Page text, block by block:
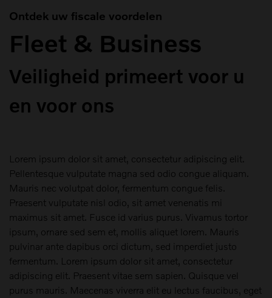
Ontdek uw fiscale voordelen
Fleet & Business
Veiligheid primeert voor u
en voor ons
Lorem ipsum dolor sit amet, consectetur adipiscing elit.
Pellentesque vulputate magna sed odio congue aliquam.
Mauris nec volutpat dolor, fermentum congue felis.
Praesent vulputate nisl odio, sit amet venenatis mi
maximus sit amet. Fusce id varius purus. Vivamus tortor
ipsum, ornare sed sem et, mollis aliquet lorem. Mauris
pulvinar ante dapibus orci dictum, sed imperdiet justo
fermentum. Lorem ipsum dolor sit amet, consectetur
adipiscing elit. Praesent vitae sem sapien. Quisque vel
purus mauris. Maecenas viverra elit eu lectus faucibus, eget